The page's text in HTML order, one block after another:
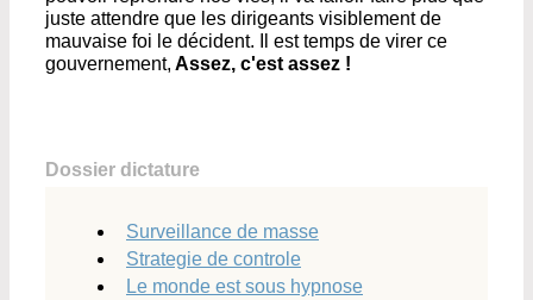
juste attendre que les dirigeants visiblement de
mauvaise foi le décident. Il est temps de virer ce
gouvernement, Assez, c'est assez !
Dossier dictature
Surveillance de masse
Strategie de controle
Le monde est sous hypnose